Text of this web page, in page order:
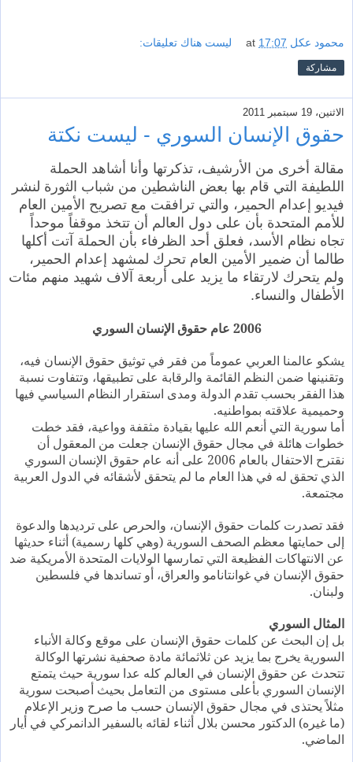
محمود عكل at 17:07 ليست هناك تعليقات:
مشاركة
الاثنين، 19 سبتمبر 2011
حقوق الإنسان السوري - ليست نكتة
مقالة أخرى من الأرشيف، تذكرتها وأنا أشاهد الحملة
اللطيفة التي قام بها بعض الناشطين من شباب الثورة لنشر
فيديو إعدام الحمير، والتي ترافقت مع تصريح الأمين العام
للأمم المتحدة بأن على دول العالم أن تتخذ موقفاً موحداً
تجاه نظام الأسد، فعلق أحد الظرفاء بأن الحملة آتت أكلها
طالما أن ضمير الأمين العام تحرك لمشهد إعدام الحمير،
ولم يتحرك لارتقاء ما يزيد على أربعة آلاف شهيد منهم مئات
الأطفال والنساء.
2006 عام حقوق الإنسان السوري
يشكو عالمنا العربي عموماً من فقر في توثيق حقوق الإنسان فيه،
وتقنينها ضمن النظم القائمة والرقابة على تطبيقها، وتتفاوت نسبة
هذا الفقر بحسب تقدم الدولة ومدى استقرار النظام السياسي فيها
وحميمية علاقته بمواطنيه.
أما سورية التي أنعم الله عليها بقيادة مثقفة وواعية، فقد خطت
خطوات هائلة في مجال حقوق الإنسان جعلت من المعقول أن
نقترح الاحتفال بالعام 2006 على أنه عام حقوق الإنسان السوري
الذي تحقق له في هذا العام ما لم يتحقق لأشقائه في الدول العربية
مجتمعة.
فقد تصدرت كلمات حقوق الإنسان، والحرص على ترديدها والدعوة
إلى حمايتها معظم الصحف السورية (وهي كلها رسمية) أثناء حديثها
عن الانتهاكات الفظيعة التي تمارسها الولايات المتحدة الأمريكية ضد
حقوق الإنسان في غوانتانامو والعراق، أو تساندها في فلسطين
ولبنان.
المثال السوري
بل إن البحث عن كلمات حقوق الإنسان على موقع وكالة الأنباء
السورية يخرج بما يزيد عن ثلاثمائة مادة صحفية نشرتها الوكالة
تتحدث عن حقوق الإنسان في العالم كله عدا سورية حيث يتمتع
الإنسان السوري بأعلى مستوى من التعامل بحيث أصبحت سورية
مثلاً يحتذى في مجال حقوق الإنسان حسب ما صرح وزير الإعلام
(ما غيره) الدكتور محسن بلال أثناء لقائه بالسفير الدانمركي في أيار
الماضي.